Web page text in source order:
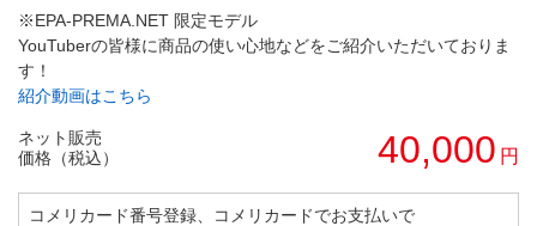
※EPA-PREMA.NET 限定モデル
YouTuberの皆様に商品の使い心地などをご紹介いただいておりま
す！
紹介動画はこちら
ネット販売
価格（税込）
40,000 円
コメリカード番号登録、コメリカードでお支払いで